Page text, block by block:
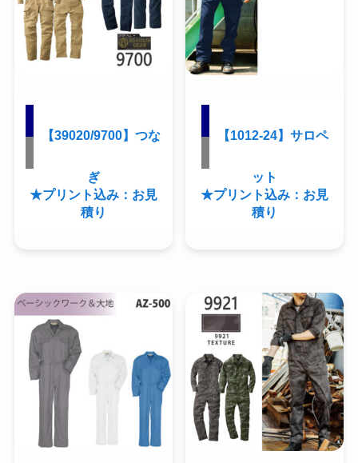
【39020/9700】つな
ぎ
★プリント込み：お見
積り
【1012-24】サロペ
ット
★プリント込み：お見
積り